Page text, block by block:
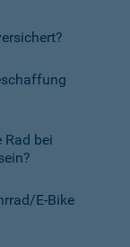
Rad bei
E-Bike